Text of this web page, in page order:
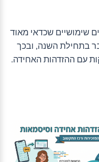
שימושיים שכדאי מאוד
בתחילת השנה, ובכך
עם ההזדהות האחידה.